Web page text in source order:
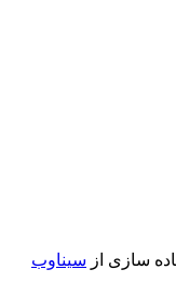
سازی از سیناوب